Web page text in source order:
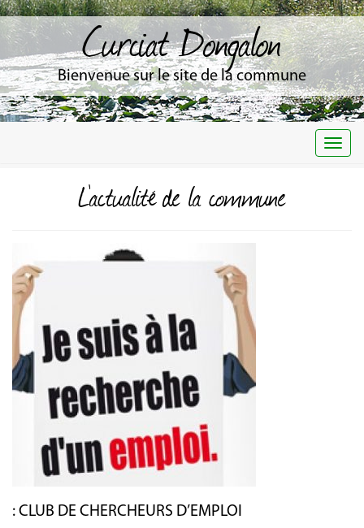
Curciat Dongalon
Bienvenue sur le site de la commune
L'actualité de la commune
: CLUB DE CHERCHEURS D’EMPLOI